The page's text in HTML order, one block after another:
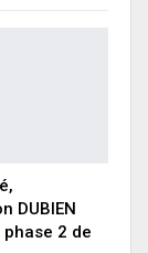
DUBIEN
2 de